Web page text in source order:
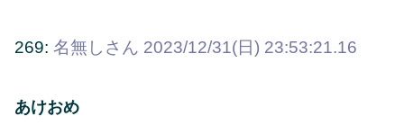
269: 名無しさん 2023/12/31(日) 23:53:21.16
あけおめ